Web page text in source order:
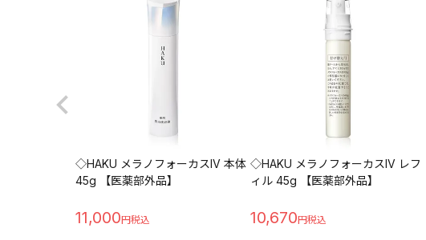
◇HAKU メラノフォーカスIV 本体
45g 【医薬部外品】
11,000
◇HAKU メラノフォーカスIV レフ
ィル 45g 【医薬部外品】
10,670